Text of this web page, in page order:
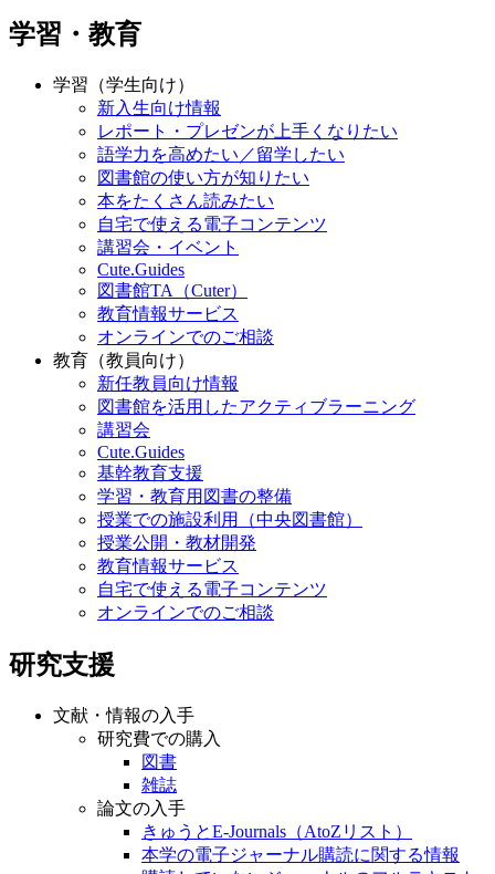
学習・教育
学習（学生向け）
新入生向け情報
レポート・プレゼンが上手くなりたい
語学力を高めたい／留学したい
図書館の使い方が知りたい
本をたくさん読みたい
自宅で使える電子コンテンツ
講習会・イベント
Cute.Guides
図書館TA（Cuter）
教育情報サービス
オンラインでのご相談
教育（教員向け）
新任教員向け情報
図書館を活用したアクティブラーニング
講習会
Cute.Guides
基幹教育支援
学習・教育用図書の整備
授業での施設利用（中央図書館）
授業公開・教材開発
教育情報サービス
自宅で使える電子コンテンツ
オンラインでのご相談
研究支援
文献・情報の入手
研究費での購入
図書
雑誌
論文の入手
きゅうとE-Journals（AtoZリスト）
本学の電子ジャーナル購読に関する情報